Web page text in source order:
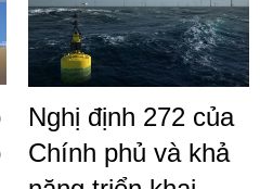
Nghị định 272 của
Chính phủ và khả